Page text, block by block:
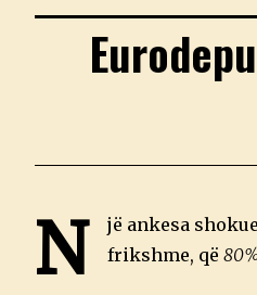
N
jë ankesa
frikshme, që